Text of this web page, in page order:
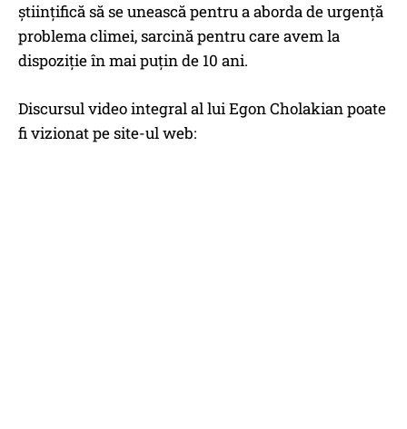
științifică să se unească pentru a aborda de urgență
problema climei, sarcină pentru care avem la
dispoziție în mai puțin de 10 ani.
Discursul video integral al lui Egon Cholakian poate
fi vizionat pe site-ul web: